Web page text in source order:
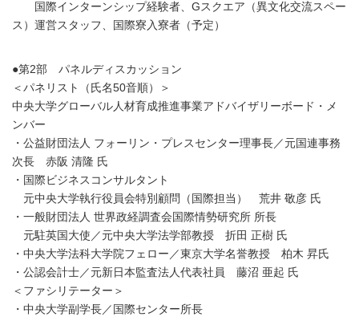
国際インターンシップ経験者、Gスクエア（異文化交流スペー
ス）運営スタッフ、国際寮入寮者（予定）
●第2部 パネルディスカッション
＜パネリスト（氏名50音順）＞
中央大学グローバル人材育成推進事業アドバイザリーボード・メ
ンバー
・公益財団法人 フォーリン・プレスセンター理事長／元国連事務
次長 赤阪 清隆 氏
・国際ビジネスコンサルタント
元中央大学執行役員会特別顧問（国際担当） 荒井 敬彦 氏
・一般財団法人 世界政経調査会国際情勢研究所 所長
元駐英国大使／元中央大学法学部教授 折田 正樹 氏
・中央大学法科大学院フェロー／東京大学名誉教授 柏木 昇氏
・公認会計士／元新日本監査法人代表社員 藤沼 亜起 氏
＜ファシリテーター＞
・中央大学副学長／国際センター所長